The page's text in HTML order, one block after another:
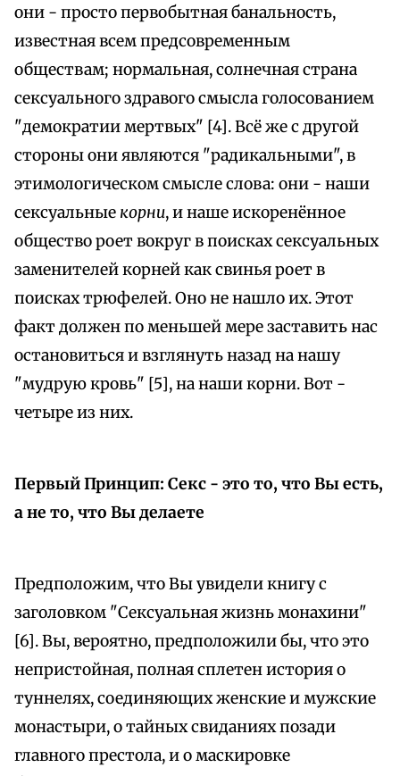
они - просто первобытная банальность,
известная всем предсовременным
обществам; нормальная, солнечная страна
сексуального здравого смысла голосованием
"демократии мертвых" [4]. Всё же с другой
стороны они являются "радикальными", в
этимологическом смысле слова: они - наши
сексуальные корни, и наше искоренённое
общество роет вокруг в поисках сексуальных
заменителей корней как свинья роет в
поисках трюфелей. Оно не нашло их. Этот
факт должен по меньшей мере заставить нас
остановиться и взглянуть назад на нашу
"мудрую кровь" [5], на наши корни. Вот -
четыре из них.
Первый Принцип: Секс - это то, что Вы есть,
а не то, что Вы делаете
Предположим, что Вы увидели книгу с
заголовком "Сексуальная жизнь монахини"
[6]. Вы, вероятно, предположили бы, что это
непристойная, полная сплетен история о
туннелях, соединяющих женские и мужские
монастыри, о тайных свиданиях позади
главного престола, и о маскировке